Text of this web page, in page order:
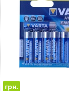
грн.